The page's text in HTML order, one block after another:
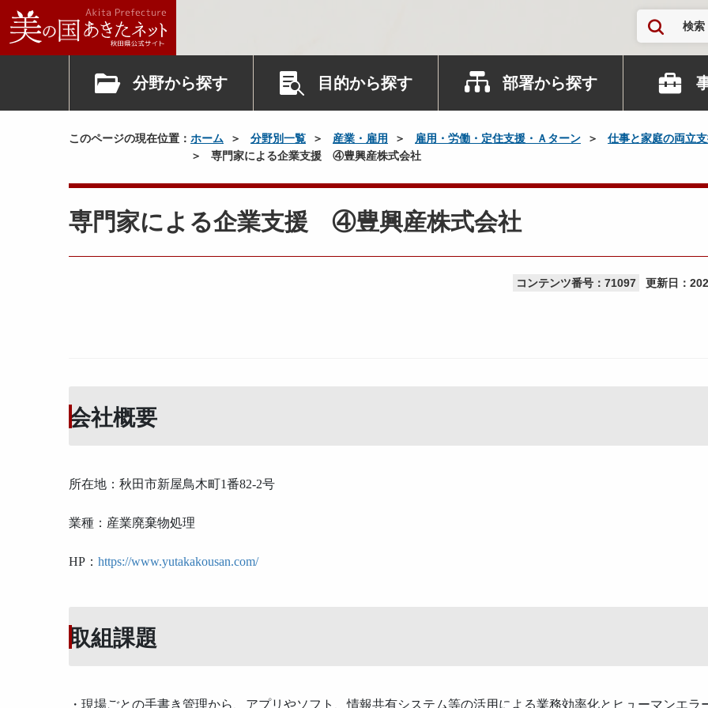
検索
分野から探す 目的から探す 部署から探す
このページの現在位置： ホーム 分野別一覧 産業・雇用 雇用・労働・定住支援・Ａターン
仕事と家庭の両立
専門家による企業支援 ④豊興産株式会社
専門家による企業支援 ④豊興産株式会社
コンテンツ番号：71097 更新日：
会社概要
所在地：秋田市新屋鳥木町1番82-2号
業種：産業廃棄物処理
HP： https://www.yutakakousan.com/
取組課題
・現場ごとの手書き管理から、アプリやソフト、情報共有システム等の活用による業務効率化とヒューマンエラ